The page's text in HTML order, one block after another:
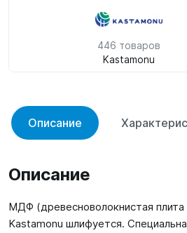
446 товаров
Kastamonu
Описание
Описание
МДФ (древесноволокнистая плита
Kastamonu шлифуется.